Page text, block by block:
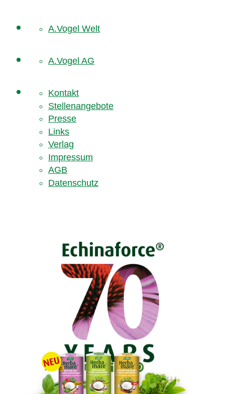
A.Vogel Welt
A.Vogel AG
Kontakt
Stellenangebote
Presse
Links
Verlag
Impressum
AGB
Datenschutz
Folge uns